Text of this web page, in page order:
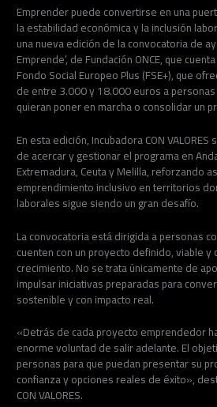
Emprender puede convertirse en una
la estabilidad económica y la inclusión
una nueva edición de la convocatoria de
Emprende’, de Fundación ONCE, que
Fondo Social Europeo Plus (FSE+), que
de entre 3.000 y 18.000 euros a
quieran poner en marcha o consolidar un
En esta edición, Incubadora CON
de acercar y gestionar el programa en
Extremadura, Ceuta y Melilla, reforzando
emprendimiento inclusivo en territorios
laborales sigue siendo un gran desafío.
La convocatoria está dirigida a personas
cuenten con un proyecto definido, viable y
crecimiento. No se trata únicamente de
impulsar iniciativas preparadas para
sostenible y con impacto real.
«Detrás de cada proyecto emprendedor
enorme voluntad de salir adelante. El
personas para que puedan presentar su
confianza y opciones reales de éxito»,
CON VALORES.